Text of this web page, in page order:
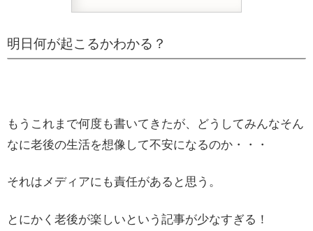
明日何が起こるかわかる？
もうこれまで何度も書いてきたが、どうしてみんなそん
なに老後の生活を想像して不安になるのか・・・
それはメディアにも責任があると思う。
とにかく老後が楽しいという記事が少なすぎる！